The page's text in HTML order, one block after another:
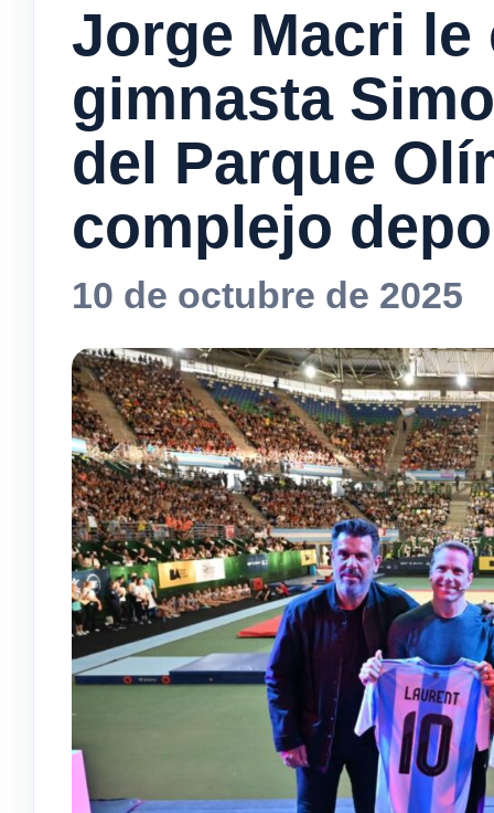
Jorge Macri le
gimnasta
del Parque
complejo
10 de octubre de 2025